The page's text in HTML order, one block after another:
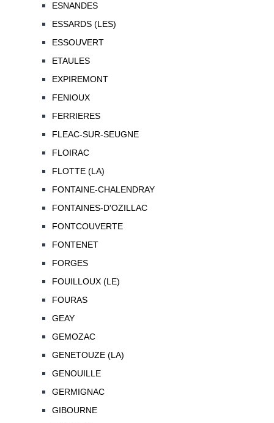
ESNANDES
ESSARDS (LES)
ESSOUVERT
ETAULES
EXPIREMONT
FENIOUX
FERRIERES
FLEAC-SUR-SEUGNE
FLOIRAC
FLOTTE (LA)
FONTAINE-CHALENDRAY
FONTAINES-D'OZILLAC
FONTCOUVERTE
FONTENET
FORGES
FOUILLOUX (LE)
FOURAS
GEAY
GEMOZAC
GENETOUZE (LA)
GENOUILLE
GERMIGNAC
GIBOURNE